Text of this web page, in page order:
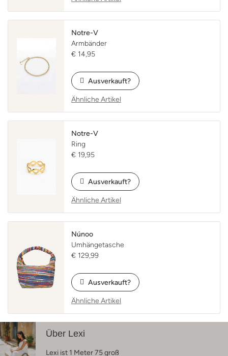
Hm, Cookies!
Um dir bestmöglich zu dienen, verwenden wir
Cookies auf unserer Website. Funktionale und
analytische Cookies sorgen dafür, dass die Website
ordnungsgemäß funktioniert und kontinuierlich
verbessert wird. Diese Cookies werden immer
platziert und erfordern keine Zustimmung. Für
Zustimmung. Wenn du auf "Ablehnen" klickst,
werden nur die funktionalen und analytischen
Cookies platziert. Du kannst auch auf "Cookie-
Einstellungen" klicken, um mehr Informationen zu
erhalten oder deine Präferenzen anzupassen.
Reject Einverstanden und weiter
Cookie-Einstellungen
Notre-V
Armbänder
€ 14,95
Ausverkauft?
Ähnliche Artikel
Notre-V
Ring
€ 19,95
Ausverkauft?
Ähnliche Artikel
Núnoo
Umhängetasche
€ 129,99
Ausverkauft?
Ähnliche Artikel
Über Lexi
Lexi ist 1 Meter 75 groß